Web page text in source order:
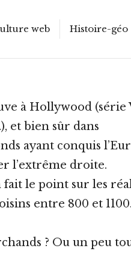
web Histoire-géo
à Hollywood (série
et bien sûr dans
ayant conquis
l’extrême droite.
fait le point sur les
entre 800 et
? Ou un peu